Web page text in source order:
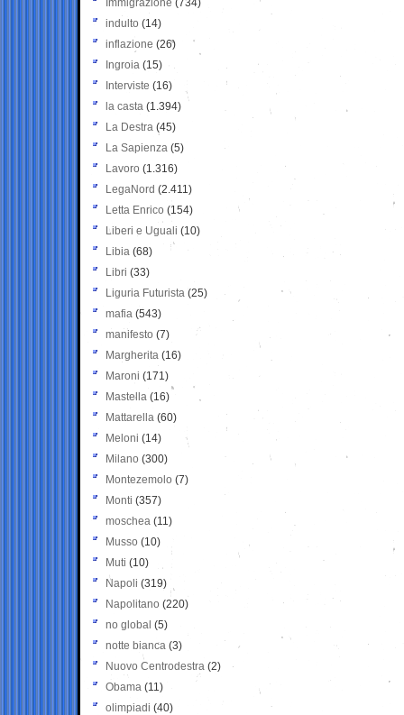
Immigrazione (734)
indulto (14)
inflazione (26)
Ingroia (15)
Interviste (16)
la casta (1.394)
La Destra (45)
La Sapienza (5)
Lavoro (1.316)
LegaNord (2.411)
Letta Enrico (154)
Liberi e Uguali (10)
Libia (68)
Libri (33)
Liguria Futurista (25)
mafia (543)
manifesto (7)
Margherita (16)
Maroni (171)
Mastella (16)
Mattarella (60)
Meloni (14)
Milano (300)
Montezemolo (7)
Monti (357)
moschea (11)
Musso (10)
Muti (10)
Napoli (319)
Napolitano (220)
no global (5)
notte bianca (3)
Nuovo Centrodestra (2)
Obama (11)
olimpiadi (40)